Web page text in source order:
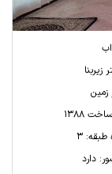
زمین
1388
طبقه: 3
دارد